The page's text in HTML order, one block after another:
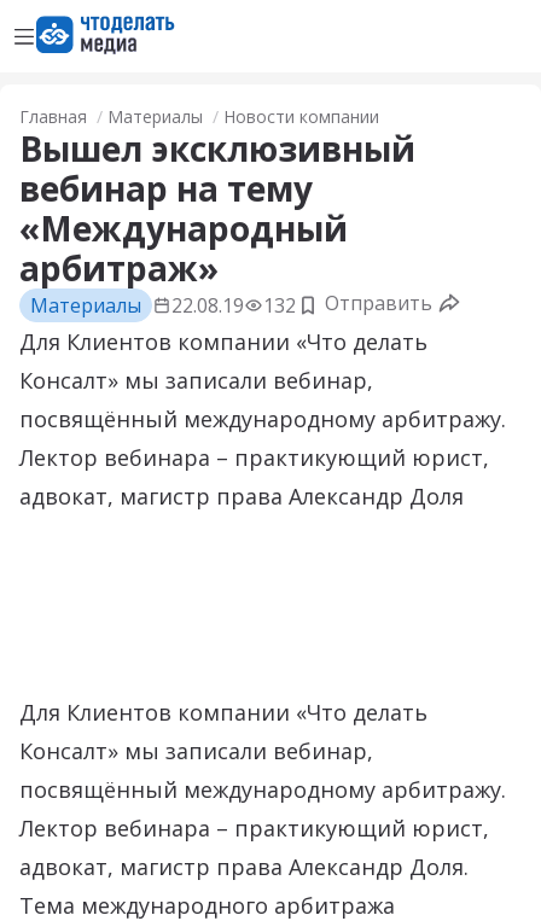
Открыть менюПерейти на главную страницу
Главная Материалы Новости компании
Вышел эксклюзивный
вебинар на тему
«Международный
арбитраж»
Материалы 22.08.19 132 Добавить в закладки
Отправить
Для Клиентов компании «Что делать
Консалт» мы записали вебинар,
посвящённый международному арбитражу.
Лектор вебинара – практикующий юрист,
адвокат, магистр права Александр Доля
Для Клиентов компании «Что делать
Консалт» мы записали вебинар,
посвящённый международному арбитражу.
Лектор вебинара – практикующий юрист,
адвокат, магистр права Александр Доля.
Тема международного арбитража